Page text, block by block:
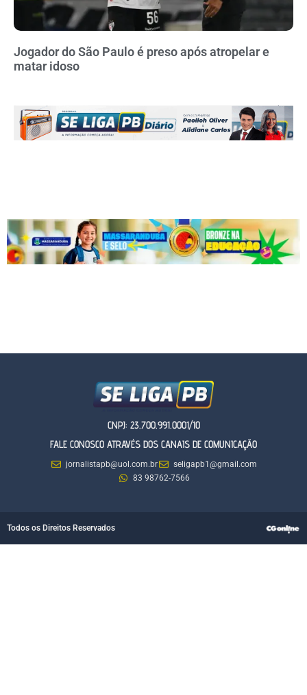
Jogador do São Paulo é preso após atropelar e
matar idoso
CNPJ: 23.700.991.0001/10
FALE CONOSCO ATRAVÉS DOS CANAIS DE COMUNICAÇÃO
jornalistapb@uol.com.br
seligapb1@gmail.com
83 98762-7566
Todos os Direitos Reservados